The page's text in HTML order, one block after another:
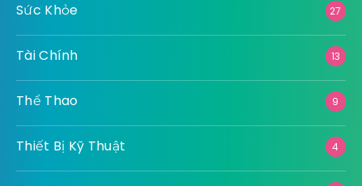
Sức Khỏe 27
Tài Chính 13
Thể Thao 9
Thiết Bị Kỹ Thuật 4